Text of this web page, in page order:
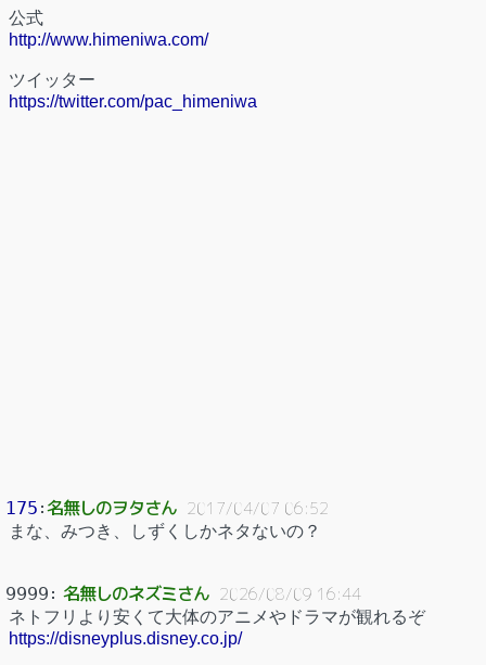
公式
http://www.himeniwa.com/
ツイッター
https://twitter.com/pac_himeniwa
175 ：名無しのヲタさん 2017/04/07 06:52
まな、みつき、しずくしかネタないの？
9999 ： 名無しのネズミさん 2026/08/09 16:44
ネトフリより安くて大体のアニメやドラマが観れるぞ
https://disneyplus.disney.co.jp/